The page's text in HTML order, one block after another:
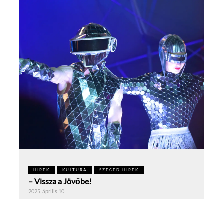
HÍREK KULTÚRA SZEGED HÍREK
– Vissza a Jövőbe!
2025. április 10